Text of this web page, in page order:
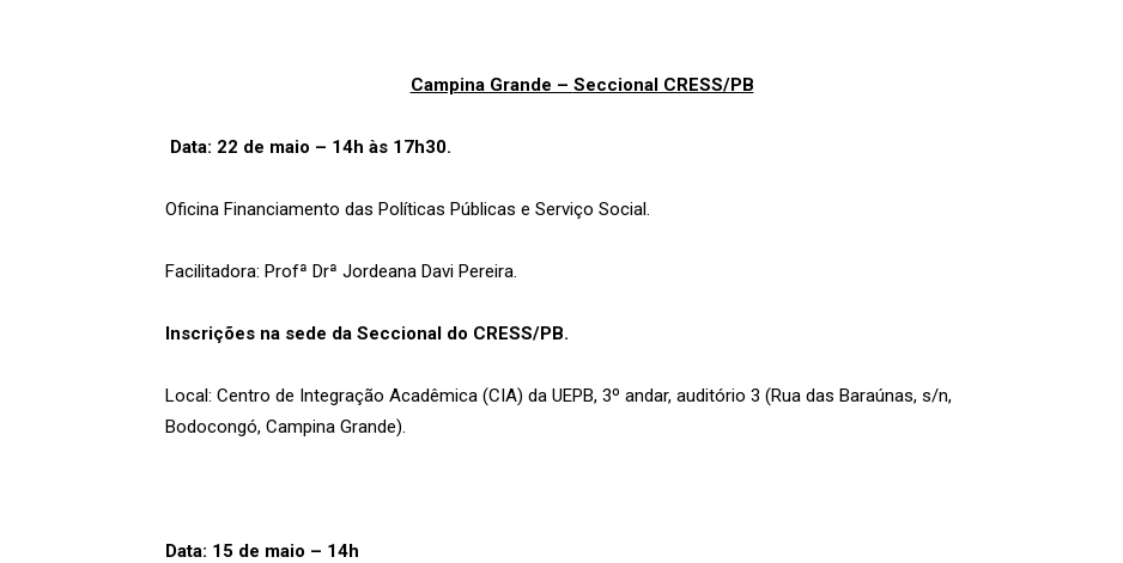
Campina Grande – Seccional CRESS/PB
Data: 22 de maio – 14h às 17h30.
Oficina Financiamento das Políticas Públicas e Serviço Social.
Facilitadora: Profª Drª Jordeana Davi Pereira.
Inscrições na sede da Seccional do CRESS/PB.
Local: Centro de Integração Acadêmica (CIA) da UEPB, 3º andar, auditório 3 (Rua das Baraúnas, s/n,
Bodocongó, Campina Grande).
Data: 15 de maio – 14h